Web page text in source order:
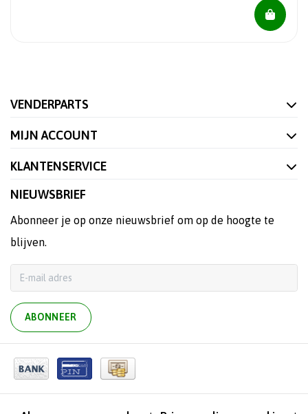
VENDERPARTS
MIJN ACCOUNT
KLANTENSERVICE
NIEUWSBRIEF
Abonneer je op onze nieuwsbrief om op de hoogte te
blijven.
ABONNEER